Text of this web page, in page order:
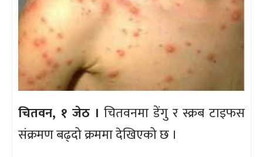
चितवन, १ जेठ । चितवनमा डेंगु र स्क्रब टाइफस
संक्रमण बढ्दो क्रममा देखिएको छ ।